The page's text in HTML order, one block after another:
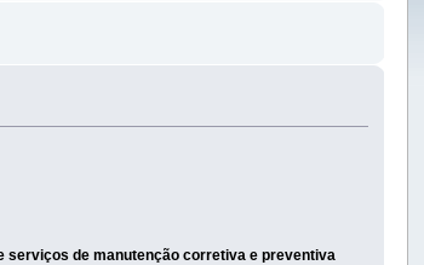
serviços de manutenção corretiva e preventiva